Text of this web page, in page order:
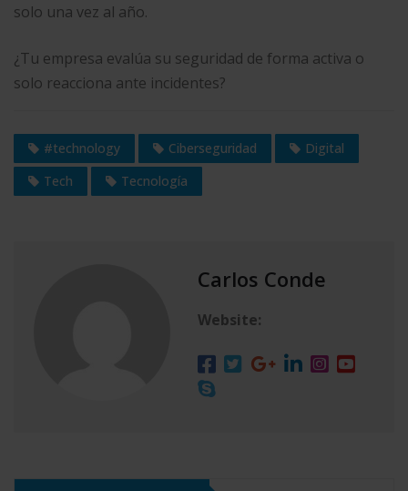
solo una vez al año.
¿Tu empresa evalúa su seguridad de forma activa o
solo reacciona ante incidentes?
#technology Ciberseguridad
Digital
Tech
Tecnología
Carlos Conde
Website: